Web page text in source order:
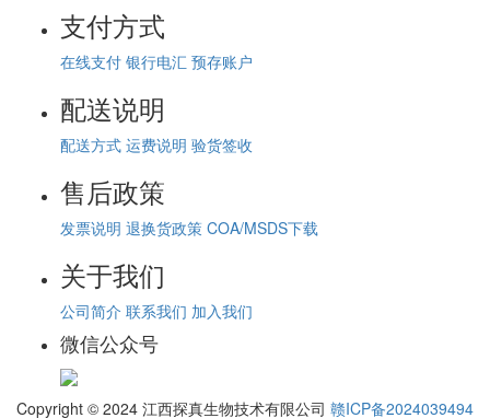
支付方式
在线支付 银行电汇 预存账户
配送说明
配送方式 运费说明 验货签收
售后政策
发票说明 退换货政策 COA/MSDS下载
关于我们
公司简介 联系我们 加入我们
微信公众号
Copyright © 2024 江西探真生物技术有限公司 赣ICP备2024039494